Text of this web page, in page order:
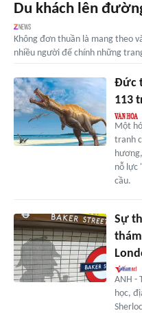
Du khách lên
Không đơn thuần là mang theo
nhiều người để chính những
Đức
113
Một
tranh
nỗ lực
cầu.
Sự
ANH -
học,